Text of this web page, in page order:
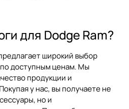
для Dodge Ram?
широкий выбор
доступным ценам. Мы
продукции и
у нас, вы получаете не
но и